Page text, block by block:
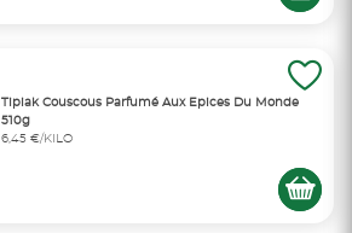
Tipiak Couscous Parfumé Aux Epices Du Monde
510g
6,45 €/KILO